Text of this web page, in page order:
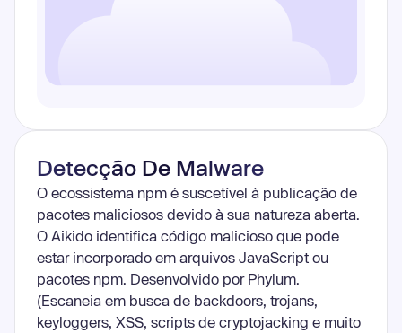
Detecção De Malware
O ecossistema npm é suscetível à publicação de
pacotes maliciosos devido à sua natureza aberta.
O Aikido identifica código malicioso que pode
estar incorporado em arquivos JavaScript ou
pacotes npm. Desenvolvido por Phylum.
(Escaneia em busca de backdoors, trojans,
keyloggers, XSS, scripts de cryptojacking e muito